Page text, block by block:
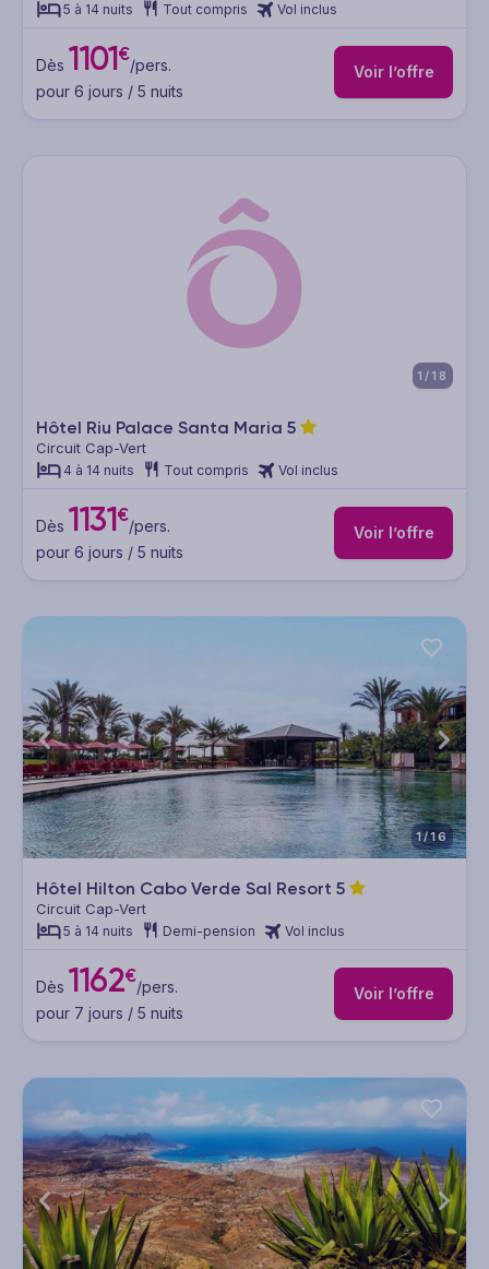
5 à 14 nuits Tout compris Vol inclus
Dès 1101€/pers.
pour 6 jours / 5 nuits
Voir l’offre
1/18
Hôtel Riu Palace Santa Maria 5
Circuit Cap-Vert
4 à 14 nuits Tout compris Vol inclus
Dès 1131€/pers.
pour 6 jours / 5 nuits
Voir l’offre
1/16
Hôtel Hilton Cabo Verde Sal Resort 5
Circuit Cap-Vert
5 à 14 nuits Demi-pension Vol inclus
Dès 1162€/pers.
pour 7 jours / 5 nuits
Voir l’offre